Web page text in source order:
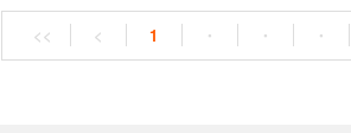
<< < 1 ・ ・ ・